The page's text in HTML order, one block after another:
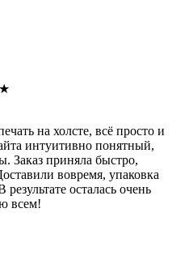
★
на холсте, всё просто и
интуитивно понятный,
Заказ приняла быстро,
вовремя, упаковка
осталась очень
всем!